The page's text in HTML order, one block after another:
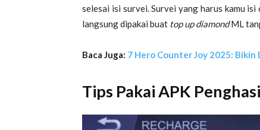
selesai isi survei. Survei yang harus kamu
langsung dipakai buat top up diamondML
Baca Juga: 7 Hero Counter Joy 2025:
Tips Pakai APK